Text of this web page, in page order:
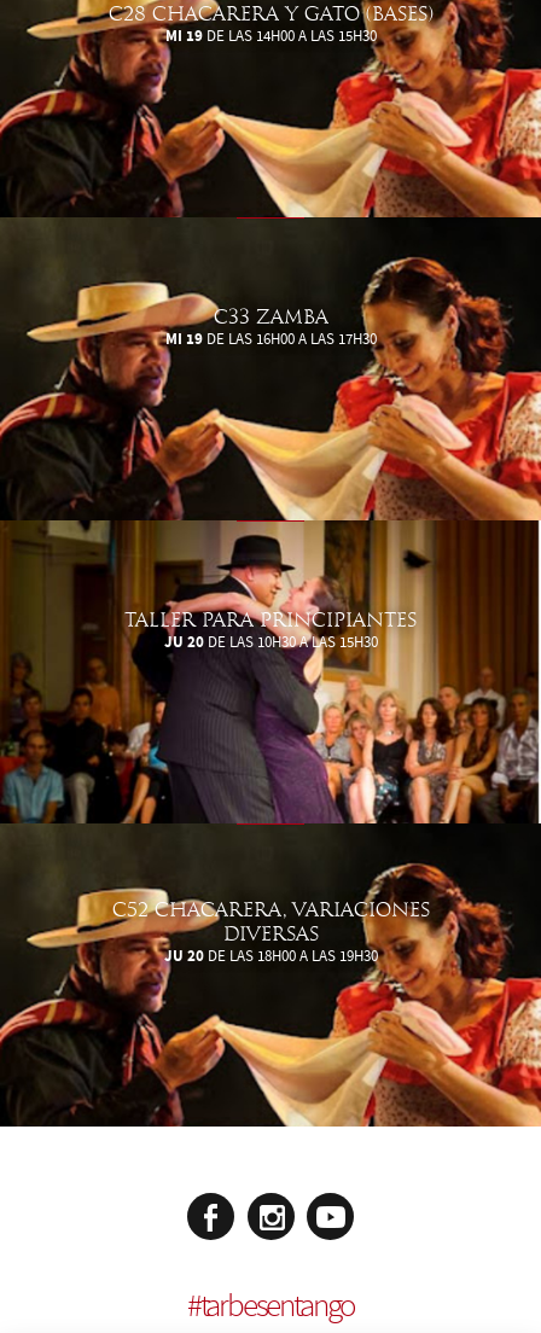
C28 CHACARERA Y GATO (BASES)
MI 19 DE LAS 14H00 A LAS 15H30
C33 ZAMBA
MI 19 DE LAS 16H00 A LAS 17H30
TALLER PARA PRINCIPIANTES
JU 20 DE LAS 10H30 A LAS 15H30
C52 CHACARERA, VARIACIONES
DIVERSAS
JU 20 DE LAS 18H00 A LAS 19H30
#tarbesentango